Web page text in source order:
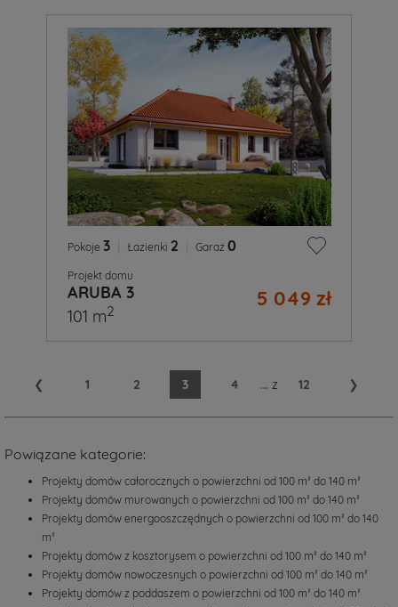
Pokoje 3 Łazienki 2 Garaż 0
Projekt domu
ARUBA 3 5 049 zł
101 m2
❮ 1 2 3 4 ... z 12 ❯
Powiązane kategorie:
Projekty domów całorocznych o powierzchni od 100 m² do 140 m²
Projekty domów murowanych o powierzchni od 100 m² do 140 m²
Projekty domów energooszczędnych o powierzchni od 100 m² do 140
m²
Projekty domów z kosztorysem o powierzchni od 100 m² do 140 m²
Projekty domów nowoczesnych o powierzchni od 100 m² do 140 m²
Projekty domów z poddaszem o powierzchni od 100 m² do 140 m²